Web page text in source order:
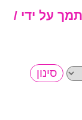
על ידי /